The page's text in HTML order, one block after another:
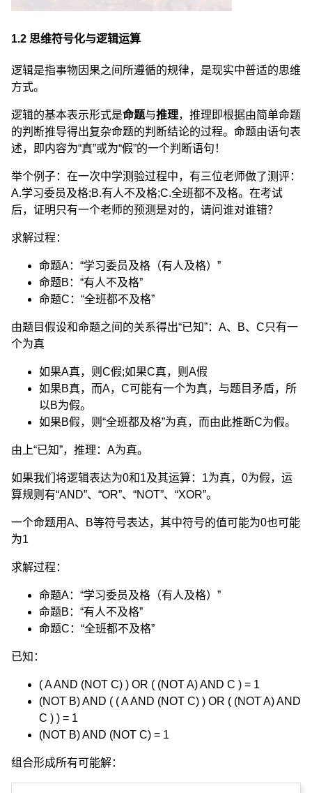
1.2 思维符号化与逻辑运算
逻辑是指事物因果之间所遵循的规律，是现实中普适的思维
方式。
逻辑的基本表示形式是命题与推理，推理即根据由简单命题
的判断推导得出复杂命题的判断结论的过程。命题由语句表
述，即内容为“真”或为“假”的一个判断语句！
举个例子：在一次中学测验过程中，有三位老师做了测评：
A.学习委员及格;B.有人不及格;C.全班都不及格。在考试
后，证明只有一个老师的预测是对的，请问谁对谁错？
求解过程：
命题A：“学习委员及格（有人及格）”
命题B：“有人不及格”
命题C：“全班都不及格”
由题目假设和命题之间的关系得出“已知”：A、B、C只有一
个为真
如果A真，则C假;如果C真，则A假
如果B真，而A，C可能有一个为真，与题目矛盾，所
以B为假。
如果B假，则“全班都及格”为真，而由此推断C为假。
由上“已知”，推理：A为真。
如果我们将逻辑表达为0和1及其运算：1为真，0为假，运
算规则有“AND”、“OR”、“NOT”、“XOR”。
一个命题用A、B等符号表达，其中符号的值可能为0也可能
为1
求解过程：
命题A：“学习委员及格（有人及格）”
命题B：“有人不及格”
命题C：“全班都不及格”
已知：
( A AND (NOT C) ) OR ( (NOT A) AND C ) = 1
(NOT B) AND ( ( A AND (NOT C) ) OR ( (NOT A) AND
C ) ) = 1
(NOT B) AND (NOT C) = 1
组合形成所有可能解：